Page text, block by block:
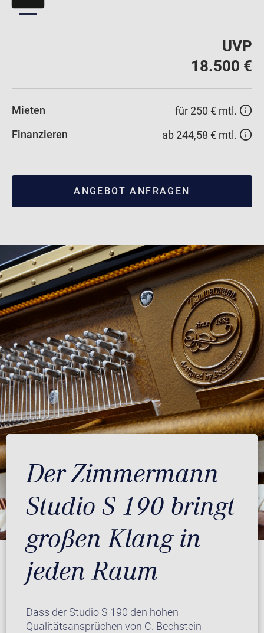
UVP
18.500 €
Mieten
für 250 € mtl.
Finanzieren
ab 244,58 € mtl.
ANGEBOT ANFRAGEN
Der Zimmermann
Studio S 190 bringt
großen Klang in
jeden Raum
Dass der Studio S 190 den hohen
Qualitätsansprüchen von C. Bechstein